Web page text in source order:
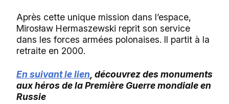
Après cette unique mission dans l’espace,
Mirosław Hermaszewski reprit son service
dans les forces armées polonaises. Il partit à la
retraite en 2000.
En suivant le lien, découvrez des monuments
aux héros de la Première Guerre mondiale en
Russie